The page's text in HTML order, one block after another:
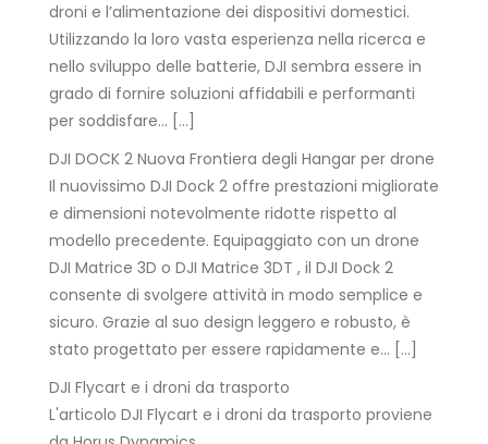
droni e l’alimentazione dei dispositivi domestici.
Utilizzando la loro vasta esperienza nella ricerca e
nello sviluppo delle batterie, DJI sembra essere in
grado di fornire soluzioni affidabili e performanti
per soddisfare… […]
DJI DOCK 2 Nuova Frontiera degli Hangar per drone
Il nuovissimo DJI Dock 2 offre prestazioni migliorate
e dimensioni notevolmente ridotte rispetto al
modello precedente. Equipaggiato con un drone
DJI Matrice 3D o DJI Matrice 3DT , il DJI Dock 2
consente di svolgere attività in modo semplice e
sicuro. Grazie al suo design leggero e robusto, è
stato progettato per essere rapidamente e… […]
DJI Flycart e i droni da trasporto
L'articolo DJI Flycart e i droni da trasporto proviene